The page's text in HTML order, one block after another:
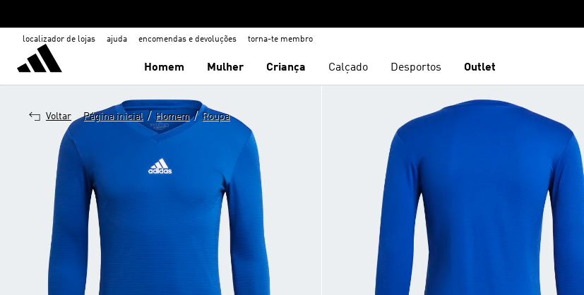
localizador de lojas ajuda encomendas e devoluções torna-te membro
Homem Mulher Criança Calçado Desportos Outlet
Voltar Página inicial / Homem / Roupa